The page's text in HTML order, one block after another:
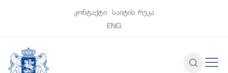
კონტაქტი
საიტის რუკა
ENG